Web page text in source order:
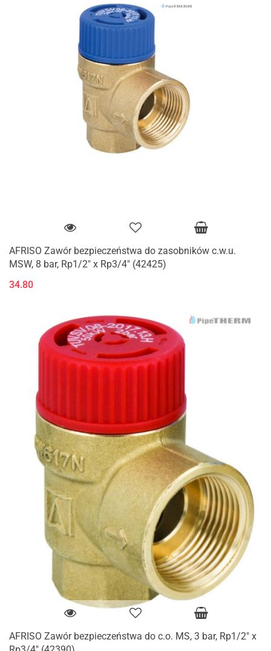
AFRISO Zawór bezpieczeństwa do zasobników c.w.u.
MSW, 8 bar, Rp1/2" x Rp3/4" (42425)
34.80
AFRISO Zawór bezpieczeństwa do c.o. MS, 3 bar, Rp1/2" x